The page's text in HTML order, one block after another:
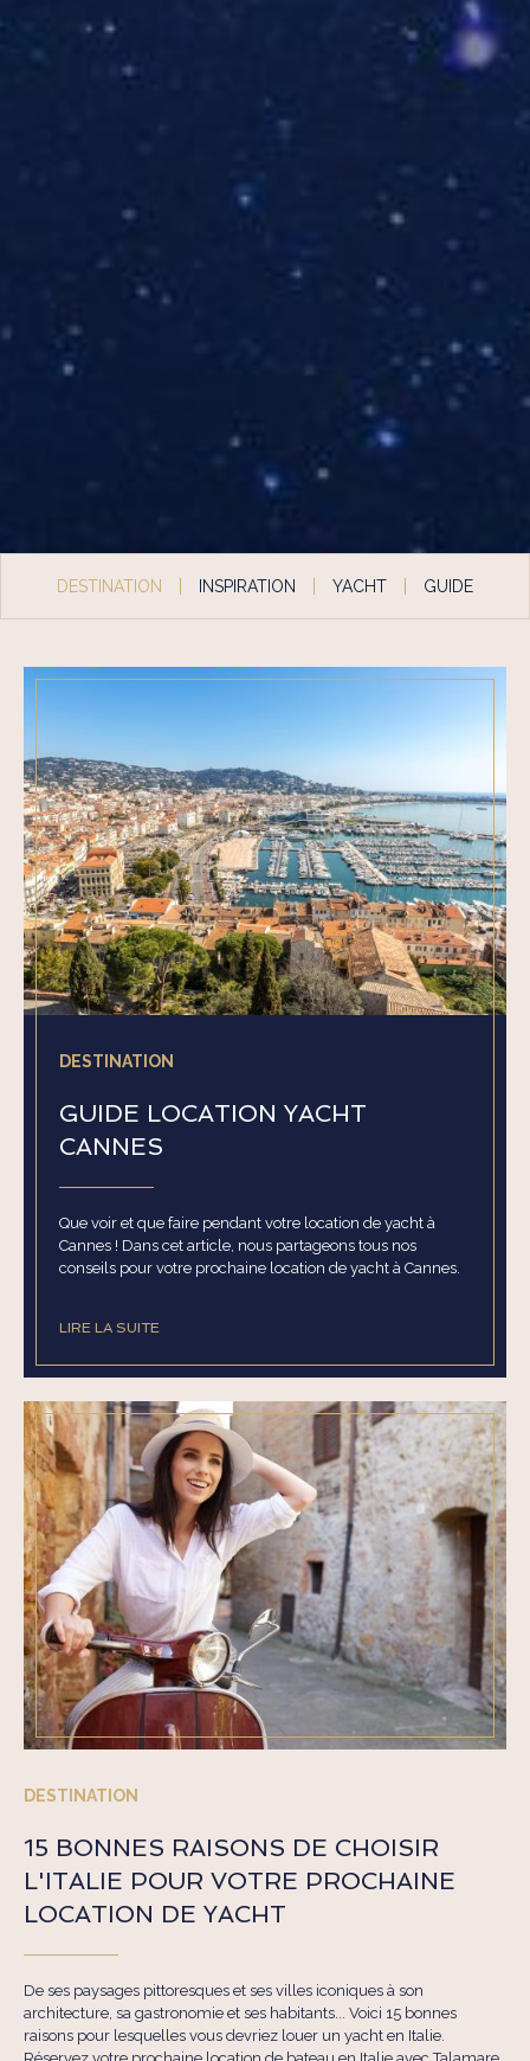
DESTINATION INSPIRATION YACHT GUIDE
DESTINATION
GUIDE LOCATION YACHT
CANNES
Que voir et que faire pendant votre location de yacht à
Cannes ! Dans cet article, nous partageons tous nos
conseils pour votre prochaine location de yacht à Cannes.
LIRE LA SUITE
DESTINATION
15 BONNES RAISONS DE CHOISIR
L'ITALIE POUR VOTRE PROCHAINE
LOCATION DE YACHT
De ses paysages pittoresques et ses villes iconiques à son
architecture, sa gastronomie et ses habitants... Voici 15 bonnes
raisons pour lesquelles vous devriez louer un yacht en Italie.
Réservez votre prochaine location de bateau en Italie avec Talamare